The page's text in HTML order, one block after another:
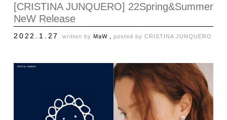
[CRISTINA JUNQUERO] 22Spring&Summer
NeW Release
2022.1.27 written by MaW , posted by CRISTINA JUNQUERO